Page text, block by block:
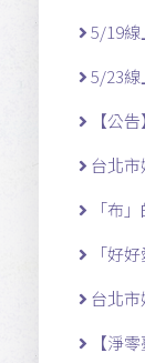
5/19線
5/23線
【公
台北
「布
「好
台北
【淨